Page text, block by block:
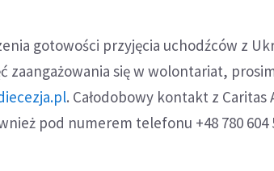
gotowości przyjęcia uchodźców z
zaangażowania się w wolontariat,
. Całodobowy kontakt z
pod numerem telefonu +48 780 604